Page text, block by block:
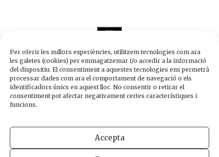
Per oferir les millors experiències, utilitzem tecnologies com ara
les galetes (cookies) per emmagatzemar i/o accedir a la informació
del dispositiu. El consentiment a aquestes tecnologies ens permetrà
processar dades com ara el comportament de navegació o els
identificadors únics en aquest lloc. No consentir o retirar el
consentiment pot afectar negativament certes característiques i
funcions.
Accepta
Edicions de 1984
Carrer Trafalgar, 10, 2n-2a A
Fax 934 854 375
1984@edicions1984.cat